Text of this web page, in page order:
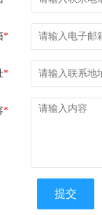
*
*
*
提交